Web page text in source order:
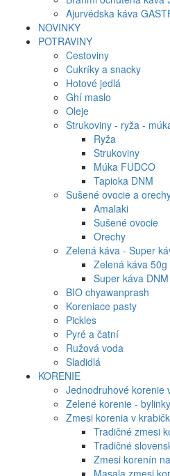
Ajurvédska káva
NOVINKY
POTRAVINY
Cestoviny
Cukríky a snacky
Hotové jedlá
Ghí maslo
Oleje
Strukoviny - ryža -
Ryža
Strukoviny
Múka FUDCO
Tapioka DNM
Sušené ovocie a
Amalaki
Sušené ovocie
Orechy
Zelená káva - Super
Zelená káva 50g
Super káva DNM
BIO chyawanprash
Koreniace pasty
Pickles
Pyré a čatní
Ružová voda
Sladidlá
KORENIE
Jednodruhové korenie
Zelené korenie -
Zmesi korenia v
Tradičné zmesi
Tradičné
Zmesi korenín